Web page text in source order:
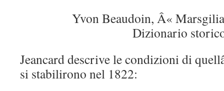
Yvon Beaudoin, Â«
Dizionario
Jeancard descrive le condizioni di
si stabilirono nel 1822: